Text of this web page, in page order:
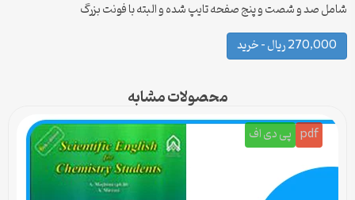
شامل صد و شصت و پنج صفحه تایپ شده و البته با فونت بزرگ
270,000 ریال – خرید
محصولات مشابه
pdf پی دی اف